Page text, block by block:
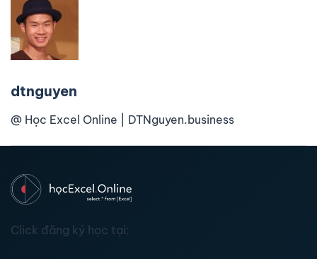
dtnguyen
@ Học Excel Online | DTNguyen.business
Click đăng ký học tại: